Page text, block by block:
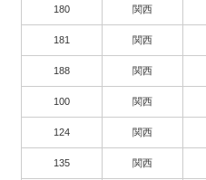
180 関西
181 関西
188 関西
100 関西
124 関西
135 関西